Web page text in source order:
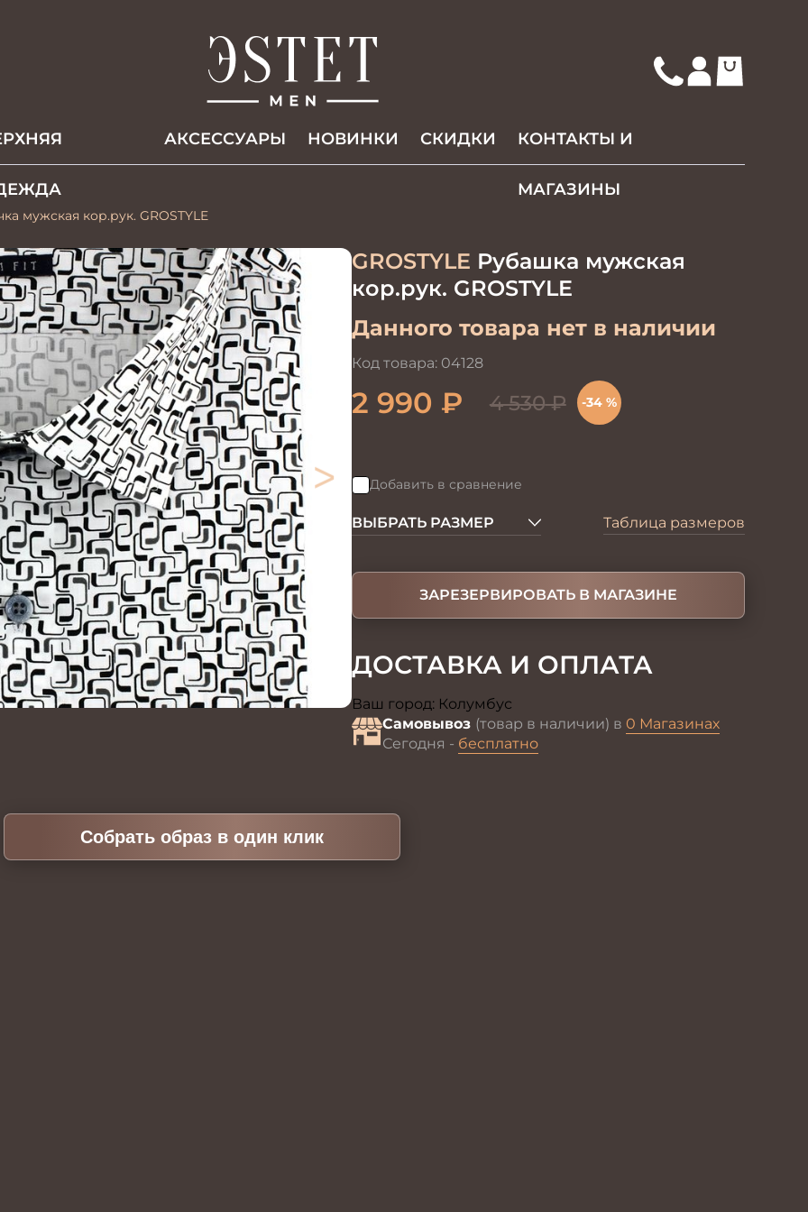
АКCЕССУАРЫ НОВИНКИ СКИДКИ КОНТАКТЫ И
МАГАЗИНЫ
мужская кор.рук. GROSTYLE
>
GROSTYLE Рубашка мужская
кор.рук. GROSTYLE
Данного товара нет в наличии
Код товара: 04128
2 990 ₽ 4 530₽ -34 %
Добавить в сравнение
ВЫБРАТЬ РАЗМЕР Таблица размеров
ЗАРЕЗЕРВИРОВАТЬ В МАГАЗИНЕ
ДОСТАВКА И ОПЛАТА
Ваш город: Колумбус
Самовывоз (товар в наличии) в 0 Магазинах
Сегодня - бесплатно
Собрать образ в один клик